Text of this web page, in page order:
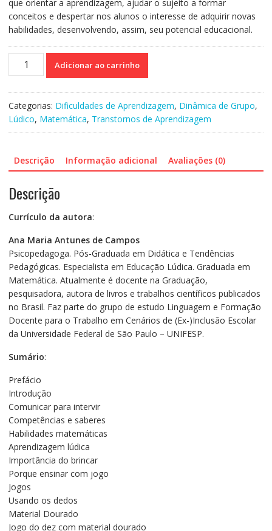
que orientar a aprendizagem, ajudar o sujeito a formar
conceitos e despertar nos alunos o interesse de adquirir novas
habilidades, desenvolvendo, assim, seu potencial educacional.
Jogos
matemáticos
nova
perspectiva
quantidade
Adicionar ao carrinho
Categorias: Dificuldades de Aprendizagem, Dinâmica de Grupo,
Lúdico, Matemática, Transtornos de Aprendizagem
Descrição Informação adicional Avaliações (0)
Descrição
Currículo da autora:
Ana Maria Antunes de Campos
Psicopedagoga. Pós-Graduada em Didática e Tendências
Pedagógicas. Especialista em Educação Lúdica. Graduada em
Matemática. Atualmente é docente na Graduação,
pesquisadora, autora de livros e trabalhos científicos publicados
no Brasil. Faz parte do grupo de estudo Linguagem e Formação
Docente para o Trabalho em Cenários de (Ex-)Inclusão Escolar
da Universidade Federal de São Paulo – UNIFESP.
Sumário:
Prefácio
Introdução
Comunicar para intervir
Competências e saberes
Habilidades matemáticas
Aprendizagem lúdica
Importância do brincar
Porque ensinar com jogo
Jogos
Usando os dedos
Material Dourado
Jogo do dez com material dourado